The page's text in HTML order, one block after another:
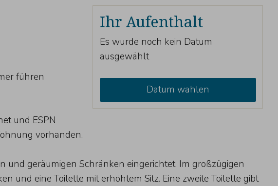
Ihr Aufenthalt
Es wurde noch kein Datum
ausgewählt
Datum wahlen
führen
und ESPN
vorhanden.
geräumigen Schränken eingerichtet. Im großzügigen
und eine Toilette mit erhöhtem Sitz. Eine zweite Toilette gibt